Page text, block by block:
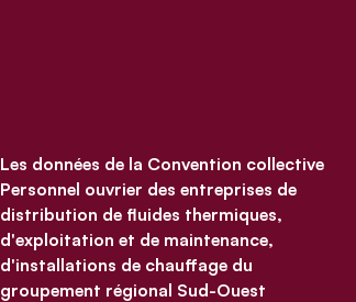
Les données de la Convention collective
Personnel ouvrier des entreprises de
distribution de fluides thermiques,
d'exploitation et de maintenance,
d'installations de chauffage du
groupement régional Sud-Ouest